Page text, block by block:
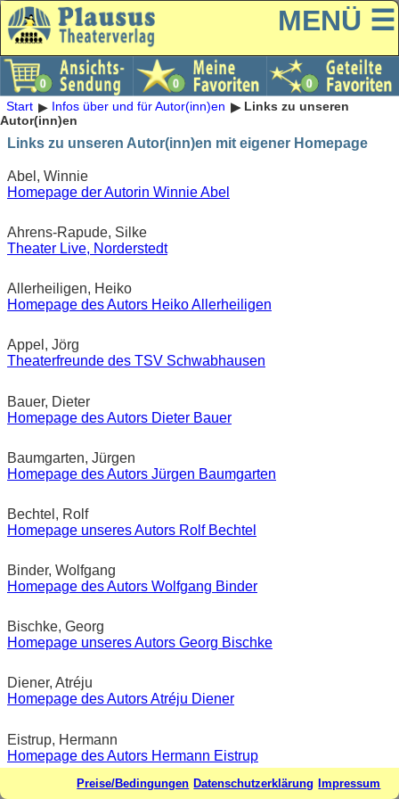
MENÜ ☰
Start Infos über und für Autor(inn)en
Links zu unseren
Autor(inn)en
Preise/Bedingungen Datenschutzerklärung Impressum
Links zu unseren Autor(inn)en mit eigener Homepage
Abel, Winnie
Homepage der Autorin Winnie Abel
Ahrens-Rapude, Silke
Theater Live, Norderstedt
Allerheiligen, Heiko
Homepage des Autors Heiko Allerheiligen
Appel, Jörg
Theaterfreunde des TSV Schwabhausen
Bauer, Dieter
Homepage des Autors Dieter Bauer
Baumgarten, Jürgen
Homepage des Autors Jürgen Baumgarten
Bechtel, Rolf
Homepage unseres Autors Rolf Bechtel
Binder, Wolfgang
Homepage des Autors Wolfgang Binder
Bischke, Georg
Homepage unseres Autors Georg Bischke
Diener, Atréju
Homepage des Autors Atréju Diener
Eistrup, Hermann
Homepage des Autors Hermann Eistrup